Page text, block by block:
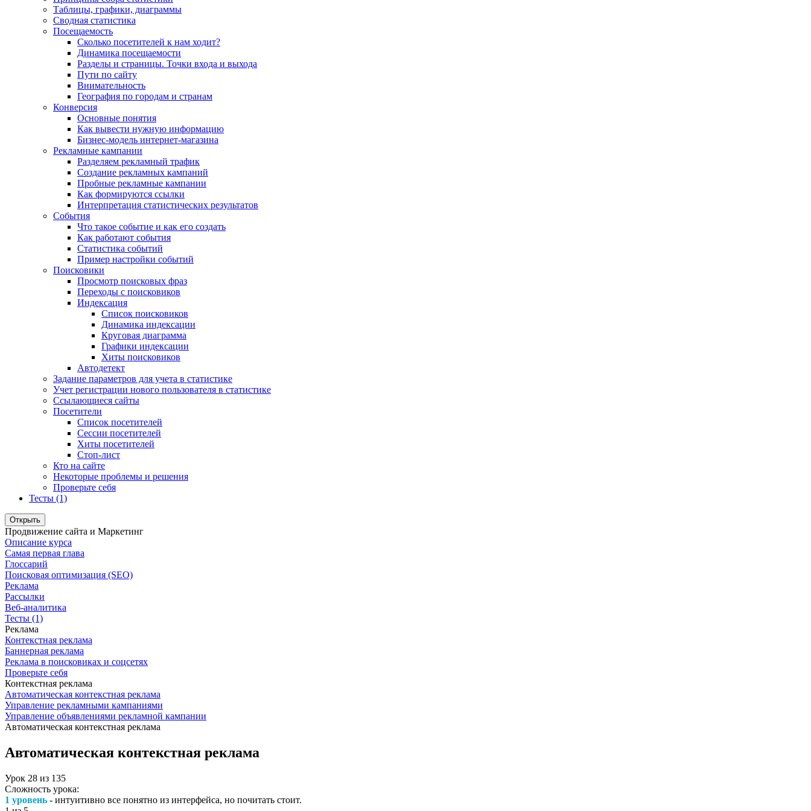
Таблицы, графики, диаграммы
Сводная статистика
Посещаемость
Сколько посетителей к нам ходит?
Динамика посещаемости
Разделы и страницы. Точки входа и выхода
Пути по сайту
Внимательность
География по городам и странам
Конверсия
Основные понятия
Как вывести нужную информацию
Бизнес-модель интернет-магазина
Рекламные кампании
Разделяем рекламный трафик
Создание рекламных кампаний
Пробные рекламные кампании
Как формируются ссылки
Интерпретация статистических результатов
События
Что такое событие и как его создать
Как работают события
Статистика событий
Пример настройки событий
Поисковики
Просмотр поисковых фраз
Переходы с поисковиков
Индексация
Список поисковиков
Динамика индексации
Круговая диаграмма
Графики индексации
Хиты поисковиков
Автодетект
Задание параметров для учета в статистике
Учет регистрации нового пользователя в статистике
Ссылающиеся сайты
Посетители
Список посетителей
Сессии посетителей
Хиты посетителей
Стоп-лист
Кто на сайте
Некоторые проблемы и решения
Проверьте себя
Тесты (1)
Открыть
Продвижение сайта и Маркетинг
Описание курса
Самая первая глава
Глоссарий
Поисковая оптимизация (SEO)
Реклама
Рассылки
Веб-аналитика
Тесты (1)
Реклама
Контекстная реклама
Баннерная реклама
Реклама в поисковиках и соцсетях
Проверьте себя
Контекстная реклама
Автоматическая контекстная реклама
Управление рекламными кампаниями
Управление объявлениями рекламной кампании
Автоматическая контекстная реклама
Автоматическая контекстная реклама
Урок 28 из 135
Сложность урока:
1 уровень - интуитивно все понятно из интерфейса, но почитать стоит.